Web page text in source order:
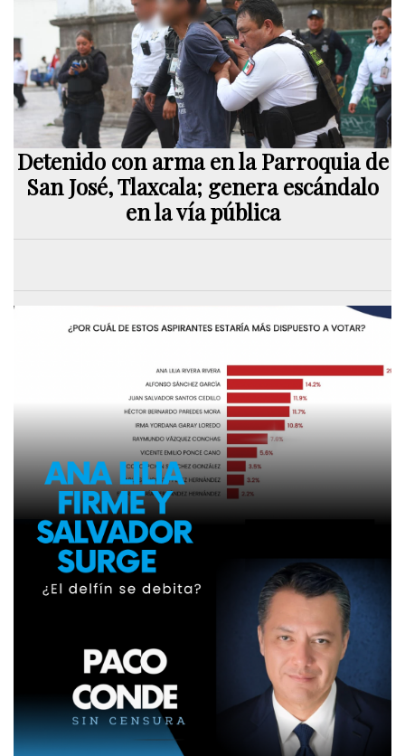
Detenido con arma en la Parroquia de
San José, Tlaxcala; genera escándalo
en la vía pública